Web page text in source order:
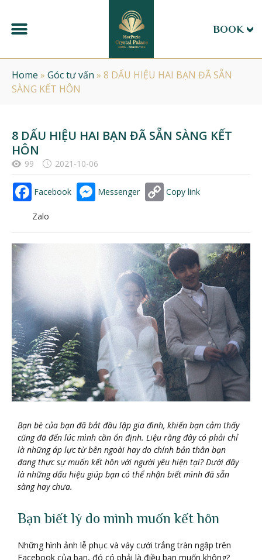
BOOK
Home » Góc tư vấn » 8 DẤU HIỆU HAI BẠN ĐÃ SẴN
SÀNG KẾT HÔN
8 DẤU HIỆU HAI BẠN ĐÃ SẴN SÀNG KẾT
HÔN
99 2021-10-06
Facebook Messenger Copy link
Zalo
Bạn bè của bạn đã bắt đầu lập gia đình, khiến bạn cảm thấy
cũng đã đến lúc mình cần ổn định. Liệu rằng đây có phải chỉ
là những áp lực từ bên ngoài hay do chính bản thân bạn
đang thực sự muốn kết hôn với người yêu hiện tại? Dưới đây
là những dấu hiệu giúp bạn có thể nhận biết mình đã sẵn
sàng hay chưa.
Bạn biết lý do mình muốn kết hôn
Những hình ảnh lễ phục và váy cưới trắng tràn ngập trên
Facebook của bạn, đó có phải là điều bạn muốn không?